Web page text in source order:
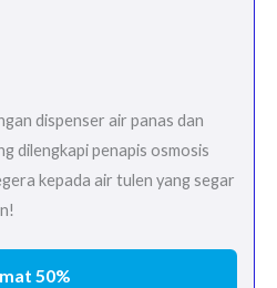
dispenser air panas dan
dilengkapi penapis osmosis
kepada air tulen yang segar
50%